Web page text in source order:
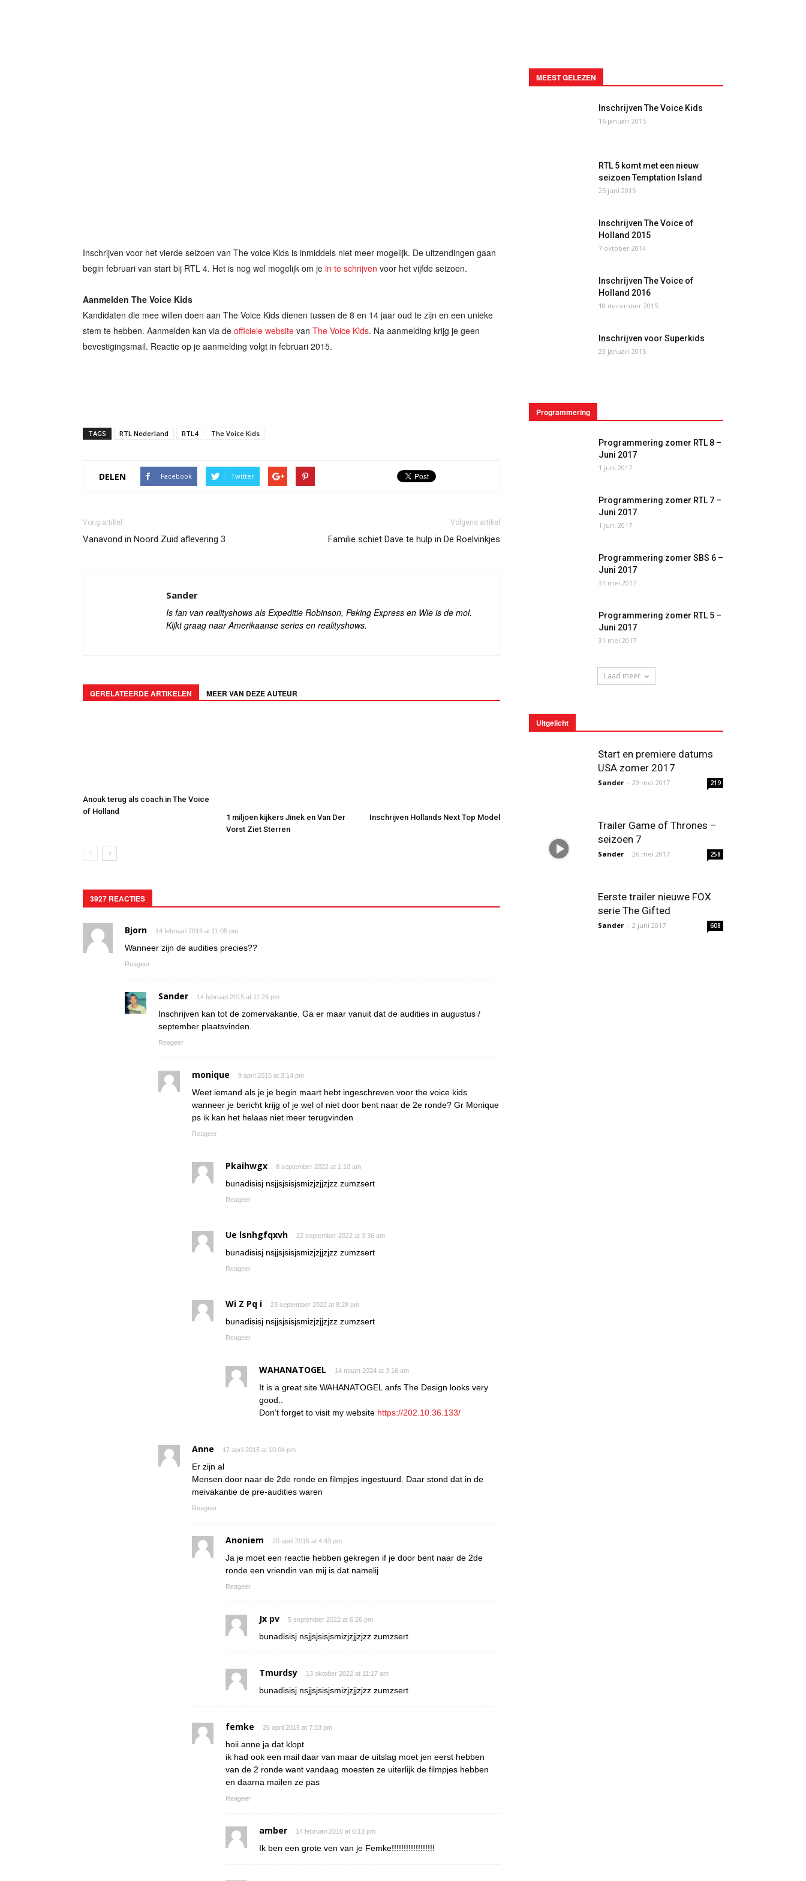
Inschrijven voor het vierde seizoen van The voice Kids is inmiddels niet meer mogelijk. De uitzendingen gaan
begin februari van start bij RTL 4. Het is nog wel mogelijk om je in te schrijven voor het vijfde seizoen.
Aanmelden The Voice Kids
Kandidaten die mee willen doen aan The Voice Kids dienen tussen de 8 en 14 jaar oud te zijn en een unieke
stem te hebben. Aanmelden kan via de officiele website van The Voice Kids. Na aanmelding krijg je geen
bevestigingsmail. Reactie op je aanmelding volgt in februari 2015.
TAGS RTL Nederland RTL4 The Voice Kids
DELEN Facebook Twitter
Vorig artikel
Vanavond in Noord Zuid aflevering 3
Volgend artikel
Familie schiet Dave te hulp in De Roelvinkjes
Sander
Is fan van realityshows als Expeditie Robinson, Peking Express en Wie is de mol.
Kijkt graag naar Amerikaanse series en realityshows.
GERELATEERDE ARTIKELEN MEER VAN DEZE AUTEUR
Anouk terug als coach in The Voice
of Holland
1 miljoen kijkers Jinek en Van Der
Vorst Ziet Sterren
Inschrijven Hollands Next Top Model
3927 REACTIES
Bjorn 14 februari 2015 at 11:05 pm
Wanneer zijn de audities precies??
Reageer
Sander 14 februari 2015 at 11:26 pm
Inschrijven kan tot de zomervakantie. Ga er maar vanuit dat de audities in augustus /
september plaatsvinden.
Reageer
monique 9 april 2015 at 3:14 pm
Weet iemand als je je begin maart hebt ingeschreven voor the voice kids
wanneer je bericht krijg of je wel of niet door bent naar de 2e ronde? Gr Monique
ps ik kan het helaas niet meer terugvinden
Reageer
Pkaihwgx 8 september 2022 at 1:10 am
bunadisisj nsjjsjsisjsmizjzjjzjzz zumzsert
Reageer
Ue lsnhgfqxvh 22 september 2022 at 3:36 am
bunadisisj nsjjsjsisjsmizjzjjzjzz zumzsert
Reageer
Wi Z Pq i 23 september 2022 at 8:28 pm
bunadisisj nsjjsjsisjsmizjzjjzjzz zumzsert
Reageer
WAHANATOGEL 14 maart 2024 at 3:16 am
It is a great site WAHANATOGEL anfs The Design looks very
good..
Don’t forget to visit my website https://202.10.36.133/
Anne 17 april 2015 at 10:04 pm
Er zijn al
Mensen door naar de 2de ronde en filmpjes ingestuurd. Daar stond dat in de
meivakantie de pre-audities waren
Reageer
Anoniem 20 april 2015 at 4:43 pm
Ja je moet een reactie hebben gekregen if je door bent naar de 2de
ronde een vriendin van mij is dat namelij
Reageer
Jx pv 5 september 2022 at 6:26 pm
bunadisisj nsjjsjsisjsmizjzjjzjzz zumzsert
Tmurdsy 13 oktober 2022 at 11:17 am
bunadisisj nsjjsjsisjsmizjzjjzjzz zumzsert
femke 26 april 2015 at 7:33 pm
hoii anne ja dat klopt
ik had ook een mail daar van maar de uitslag moet jen eerst hebben
van de 2 ronde want vandaag moesten ze uiterlijk de filmpjes hebben
en daarna mailen ze pas
Reageer
amber 14 februari 2016 at 6:13 pm
Ik ben een grote ven van je Femke!!!!!!!!!!!!!!!!!!
MEEST GELEZEN
Inschrijven The Voice Kids
16 januari 2015
RTL 5 komt met een nieuw
seizoen Temptation Island
25 juni 2015
Inschrijven The Voice of
Holland 2015
7 oktober 2014
Inschrijven The Voice of
Holland 2016
18 december 2015
Inschrijven voor Superkids
23 januari 2015
Programmering
Programmering zomer RTL 8 –
Juni 2017
1 juni 2017
Programmering zomer RTL 7 –
Juni 2017
1 juni 2017
Programmering zomer SBS 6 –
Juni 2017
31 mei 2017
Programmering zomer RTL 5 –
Juni 2017
31 mei 2017
Laad meer
Uitgelicht
Start en premiere datums
USA zomer 2017
Sander - 29 mei 2017 219
Trailer Game of Thrones –
seizoen 7
Sander - 26 mei 2017 258
Eerste trailer nieuwe FOX
serie The Gifted
Sander - 2 juni 2017 608